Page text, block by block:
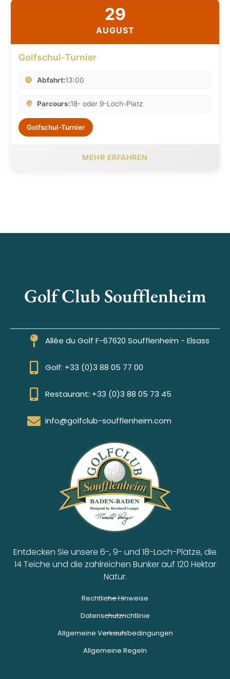
29
AUGUST
Golfschul-Turnier
Abfahrt:13:00
Parcours:18- oder 9-Loch-Platz
Golfschul-Turnier
MEHR ERFAHREN
Golf Club Soufflenheim
Allée du Golf F-67620 Soufflenheim - Elsass
Golf: +33 (0)3 88 05 77 00
Restaurant: +33 (0)3 88 05 73 45
info@golfclub-soufflenheim.com
Entdecken Sie unsere 6-, 9- und 18-Loch-Plätze, die
14 Teiche und die zahlreichen Bunker auf 120 Hektar
Natur.
Rechtliche Hinweise
Datenschutzrichtlinie
Allgemeine Verkaufsbedingungen
Allgemeine Regeln